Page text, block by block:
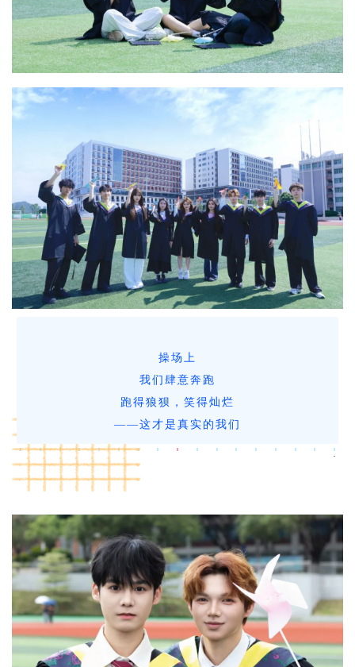
操场上
我们肆意奔跑
跑得狼狈，笑得灿烂
——这才是真实的我们